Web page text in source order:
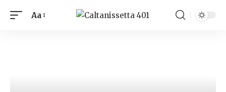
Aa